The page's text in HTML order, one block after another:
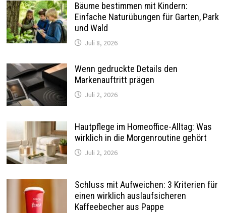
Bäume bestimmen mit Kindern:
Einfache Naturübungen für Garten, Park
und Wald
Juli 8, 2026
Wenn gedruckte Details den
Markenauftritt prägen
Juli 2, 2026
Hautpflege im Homeoffice-Alltag: Was
wirklich in die Morgenroutine gehört
Juli 2, 2026
Schluss mit Aufweichen: 3 Kriterien für
einen wirklich auslaufsicheren
Kaffeebecher aus Pappe